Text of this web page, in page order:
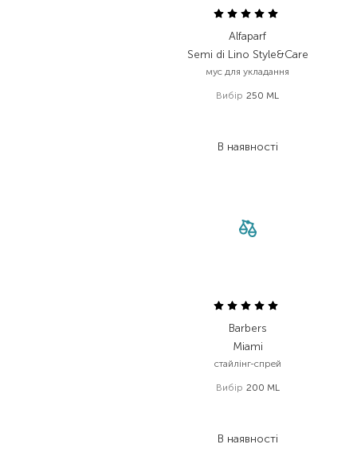
Alfaparf
Semi di Lino Style&Care
мус для укладання
Вибір 250 ML
В наявності
Barbers
Miami
стайлінг-спрей
Вибір 200 ML
В наявності